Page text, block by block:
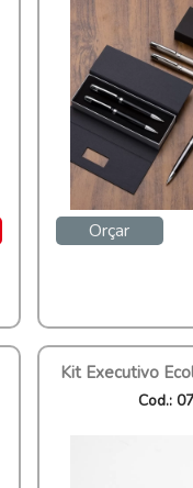
Orçar
Kit Executivo
Cod.: